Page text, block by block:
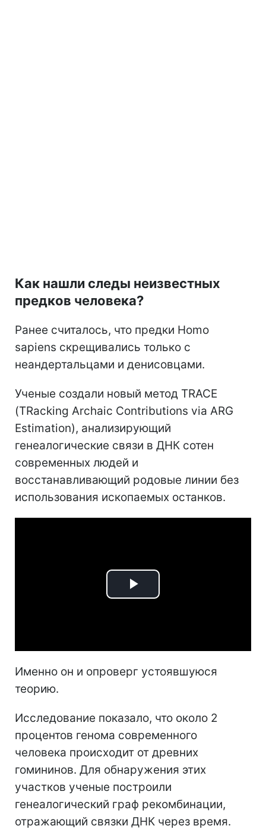
Как нашли следы неизвестных
предков человека?
Ранее считалось, что предки Homo
sapiens скрещивались только с
неандертальцами и денисовцами.
Ученые создали новый метод TRACE
(TRacking Archaic Contributions via ARG
Estimation), анализирующий
генеалогические связи в ДНК сотен
современных людей и
восстанавливающий родовые линии без
использования ископаемых останков.
Play
Именно он и опроверг устоявшуюся
теорию.
Исследование показало, что около 2
процентов генома современного
человека происходит от древних
гомининов. Для обнаружения этих
участков ученые построили
генеалогический граф рекомбинации,
отражающий связки ДНК через время.